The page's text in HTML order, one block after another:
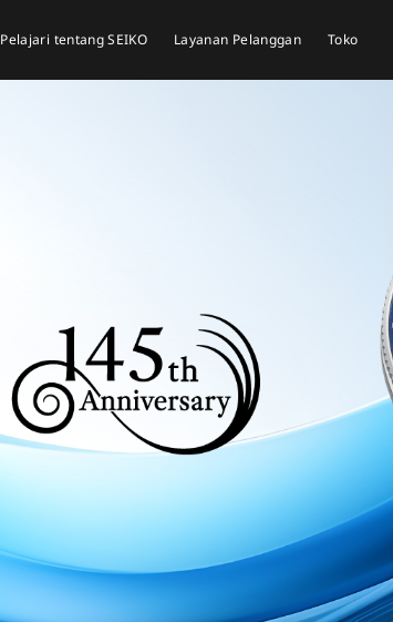
Pelajari tentang SEIKO Layanan Pelanggan Toko